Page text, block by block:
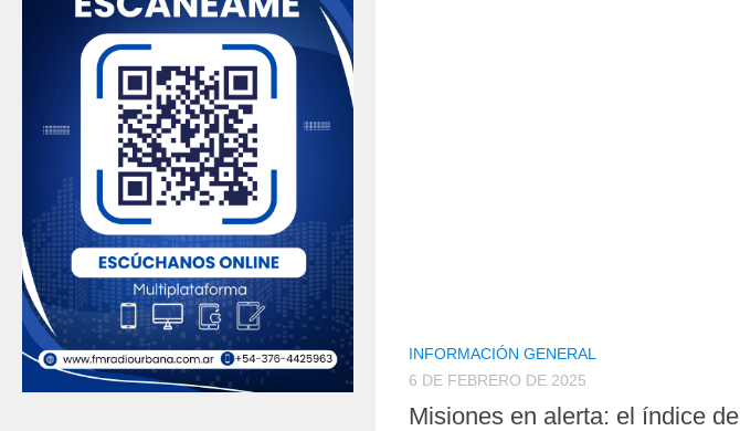
INFORMACIÓN GENERAL
6 DE FEBRERO DE 2025
Misiones en alerta: el índice de